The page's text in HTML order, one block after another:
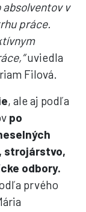
v
práce.
uviedla
Filová.
, ale aj podľa
po
strojárstvo,
odbory.
prvého